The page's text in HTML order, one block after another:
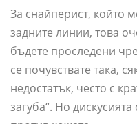
За снайперист, който
задните линии, това
бъдете проследени
се почувствате така,
недостатък, често с
загуба“. Но